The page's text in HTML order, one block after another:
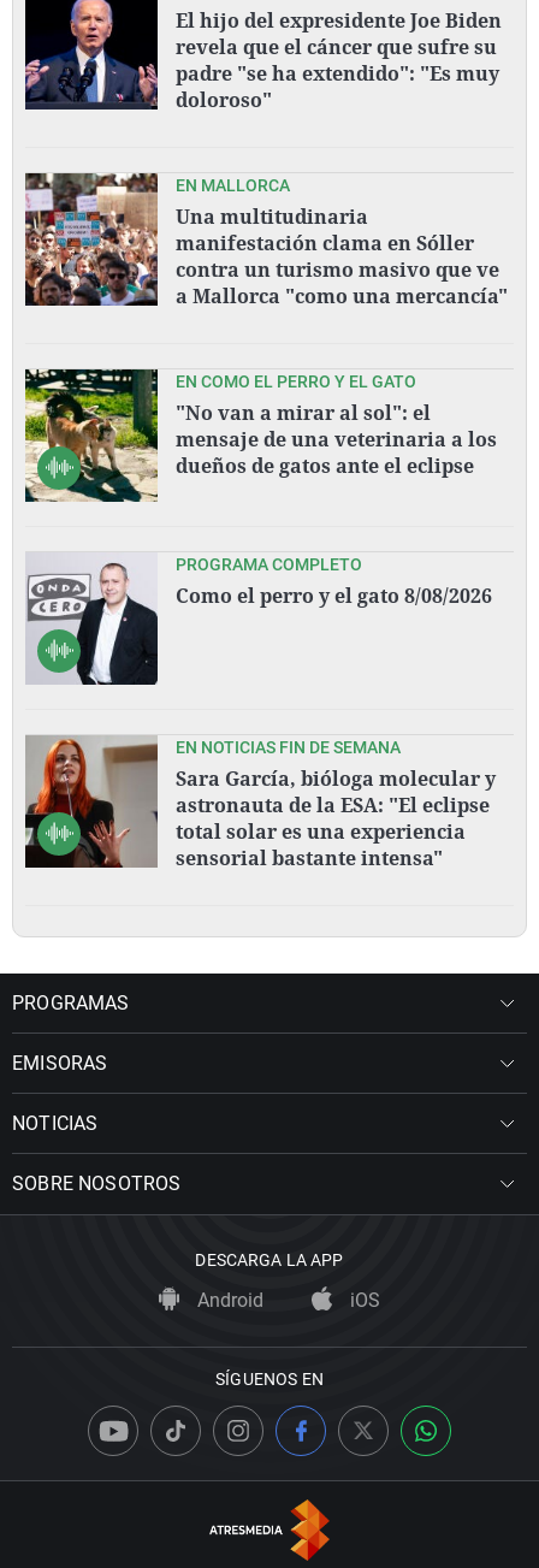
El hijo del expresidente Joe Biden
revela que el cáncer que sufre su
padre "se ha extendido": "Es muy
doloroso"
EN MALLORCA
Una multitudinaria
manifestación clama en Sóller
contra un turismo masivo que ve
a Mallorca "como una mercancía"
EN COMO EL PERRO Y EL GATO
"No van a mirar al sol": el
mensaje de una veterinaria a los
dueños de gatos ante el eclipse
PROGRAMA COMPLETO
Como el perro y el gato 8/08/2026
EN NOTICIAS FIN DE SEMANA
Sara García, bióloga molecular y
astronauta de la ESA: "El eclipse
total solar es una experiencia
sensorial bastante intensa"
PROGRAMAS
EMISORAS
NOTICIAS
SOBRE NOSOTROS
DESCARGA LA APP
Android iOS
SÍGUENOS EN